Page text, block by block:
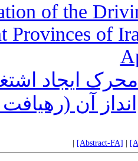
of the
Provinces of
ایجاد
آن (رهیافت
[Abstract-FA]